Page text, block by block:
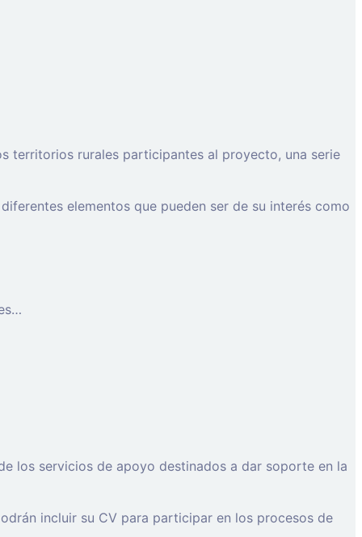
territorios rurales participantes al proyecto, una serie
elementos que pueden ser de su interés como
los servicios de apoyo destinados a dar soporte en la
incluir su CV para participar en los procesos de